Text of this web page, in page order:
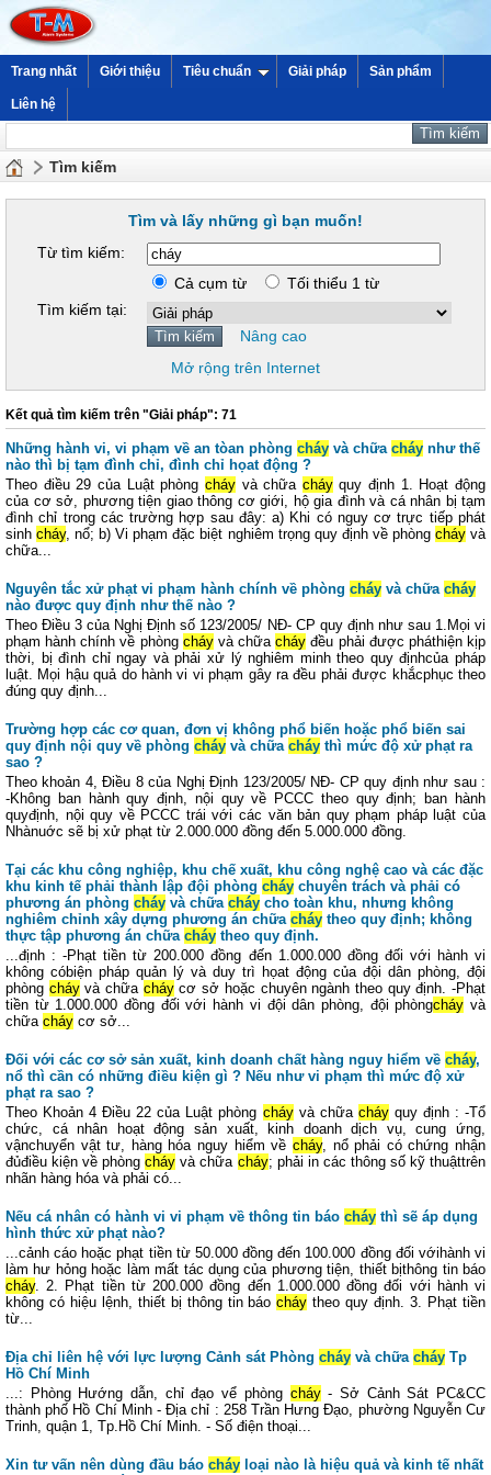
Trang nhất Giới thiệu Tiêu chuẩn Giải pháp Sản phẩm
Liên hệ
Tìm kiếm
Tìm và lấy những gì bạn muốn!
Từ tìm kiếm:
Cả cụm từ
Tối thiểu 1 từ
Tìm kiếm tại:
Nâng cao
Mở rộng trên Internet
Kết quả tìm kiếm trên "Giải pháp": 71
Những hành vi, vi phạm về an tòan phòng cháy và chữa cháy như thế
nào thì bị tạm đình chỉ, đình chỉ họat động ?
Theo điều 29 của Luật phòng cháyvà chữa cháyquy định 1. Hoạt động
của cơ sở, phương tiện giao thông cơ giới, hộ gia đình và cá nhân bị tạm
đình chỉ trong các trường hợp sau đây: a) Khi có nguy cơ trực tiếp phát
sinhcháy, nổ; b) Vi phạm đặc biệt nghiêm trọng quy định về phòng cháyvà
chữa...
Nguyên tắc xử phạt vi phạm hành chính về phòng cháy và chữa cháy
nào được quy định như thế nào ?
Theo Điều 3 của Nghị Định số 123/2005/ NĐ- CP quy định như sau 1.Mọi vi
phạm hành chính về phòng cháyvà chữacháy đều phải được pháthiện kịp
thời, bị đình chỉ ngay và phải xử lý nghiêm minh theo quy địnhcủa pháp
luật. Mọi hậu quả do hành vi vi phạm gây ra đều phải được khắcphục theo
đúng quy định...
Trường hợp các cơ quan, đơn vị không phổ biến hoặc phổ biến sai
quy định nội quy về phòng cháy và chữa cháy thì mức độ xử phạt ra
sao ?
Theo khoản 4, Điều 8 của Nghị Định 123/2005/ NĐ- CP quy định như sau :
-Không ban hành quy định, nội quy về PCCC theo quy định; ban hành
quyđịnh, nội quy về PCCC trái với các văn bản quy phạm pháp luật của
Nhànuớc sẽ bị xử phạt từ 2.000.000 đồng đến 5.000.000 đồng.
Tại các khu công nghiệp, khu chế xuất, khu công nghệ cao và các đặc
khu kinh tế phải thành lập đội phòng cháy chuyên trách và phải có
phương án phòng cháy và chữa cháy cho toàn khu, nhưng không
nghiêm chỉnh xây dựng phương án chữa cháy theo quy định; không
thực tập phương án chữa cháy theo quy định.
...định : -Phạt tiền từ 200.000 đồng đến 1.000.000 đồng đối với hành vi
không cóbiện pháp quản lý và duy trì họat động của đội dân phòng, đội
phòng cháyvà chữa cháycơ sở hoặc chuyên ngành theo quy định. -Phạt
tiền từ 1.000.000 đồng đối với hành vi đội dân phòng, đội phòngcháy và
chữa cháy cơ sở...
Đối với các cơ sở sản xuất, kinh doanh chất hàng nguy hiểm về cháy,
nổ thì cần có những điều kiện gì ? Nếu như vi phạm thì mức độ xử
phạt ra sao ?
Theo Khoản 4 Điều 22 của Luật phòng cháyvà chữa cháyquy định : -Tổ
chức, cá nhân hoạt động sản xuất, kinh doanh dịch vụ, cung ứng,
vậnchuyển vật tư, hàng hóa nguy hiểm về cháy, nổ phải có chứng nhận
đủđiều kiện về phòngcháy và chữa cháy; phải in các thông số kỹ thuậttrên
nhãn hàng hóa và phải có...
Nếu cá nhân có hành vi vi phạm về thông tin báo cháy thì sẽ áp dụng
hình thức xử phạt nào?
...cảnh cáo hoặc phạt tiền từ 50.000 đồng đến 100.000 đồng đối vớihành vi
làm hư hỏng hoặc làm mất tác dụng của phương tiện, thiết bịthông tin báo
cháy. 2. Phạt tiền từ 200.000 đồng đến 1.000.000 đồng đối với hành vi
không có hiệu lệnh, thiết bị thông tin báocháy theo quy định. 3. Phạt tiền
từ...
Địa chỉ liên hệ với lực lượng Cảnh sát Phòng cháy và chữa cháy Tp
Hồ Chí Minh
...: Phòng Hướng dẫn, chỉ đạo vể phòng cháy- Sở Cảnh Sát PC&CC
thành phố Hồ Chí Minh - Địa chỉ : 258 Trần Hưng Đạo, phường Nguyễn Cư
Trinh, quận 1, Tp.Hồ Chí Minh. - Số điện thoại...
Xin tư vấn nên dùng đầu báo cháy loại nào là hiệu quả và kinh tế nhất